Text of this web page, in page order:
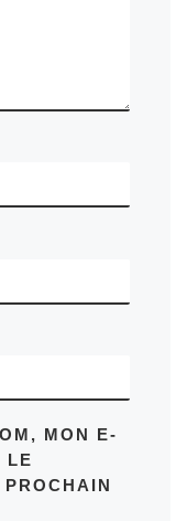
MON E-
LE